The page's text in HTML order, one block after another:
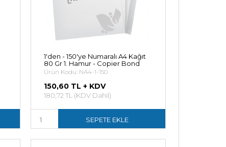
1'den - 150'ye Numaralı A4 Kağıt
80 Gr 1. Hamur - Copier Bond
Ürün Kodu: NA4-1-150
150,60 TL + KDV
180,72 TL (KDV Dahil)
SEPETE EKLE